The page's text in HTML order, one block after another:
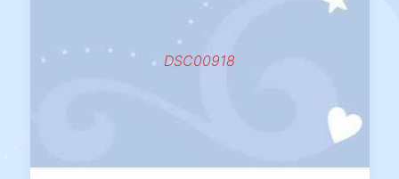
DSC00918